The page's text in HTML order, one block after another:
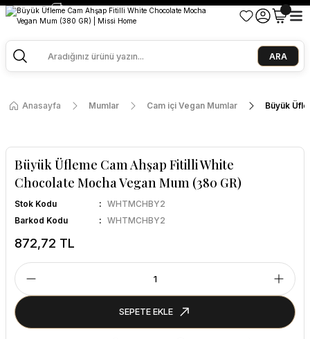
2500 TL ve Üzeri Alışverişlerde Kargo Bedava!
Ege Esintisi 2 Al 1 Öde
Missi Kokularda 3 Al 2 Öde
ARA
Anasayfa Mumlar Cam içi Vegan Mumlar Büyük
Büyük Üfleme Cam Ahşap Fitilli White
Chocolate Mocha Vegan Mum (380 GR)
Stok Kodu
WHTMCHBY2
Barkod Kodu
WHTMCHBY2
872,72 TL
SEPETE EKLE